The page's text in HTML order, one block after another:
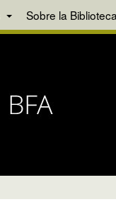
Sobre la Biblioteca